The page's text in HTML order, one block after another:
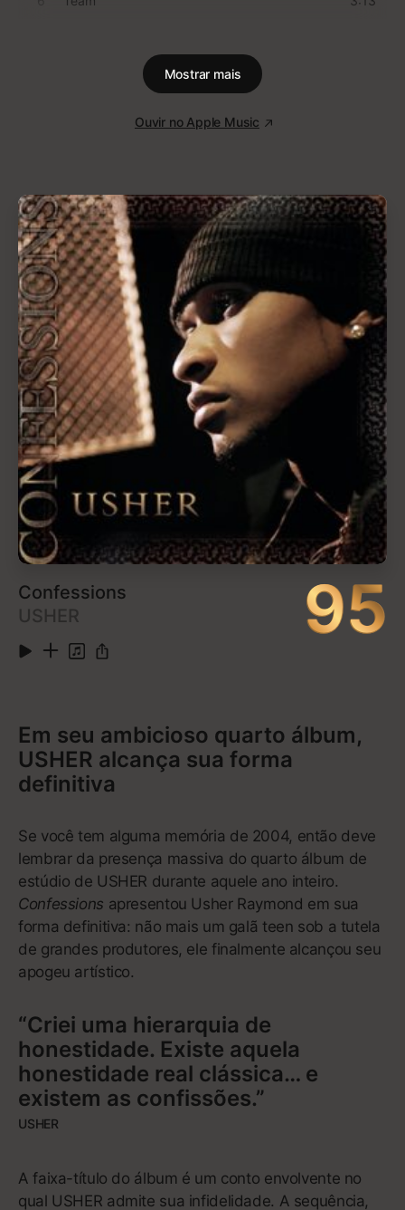
4 Settle for Nothing 4:49
5 Bullet In the Head
6 Know Your Enemy
7 Wake Up 6:03
8 Fistful of Steel 5:30
9 Township Rebellion 5:24
10 Freedom 6:06
Mostrar mais
Ouvir no Apple Music
Pure Heroine
Lorde
96
Um novo tipo de pop adolescente,
com mais sabedoria do que idade –
e um dos grandes hits do século
21
Auto-Tune, letras melosas, uniformes escolares
indevidamente apropriados e coreografias de